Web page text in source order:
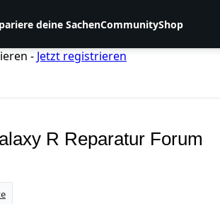
deine SachenCommunityShop
- Jetzt registrieren
R Reparatur Forum